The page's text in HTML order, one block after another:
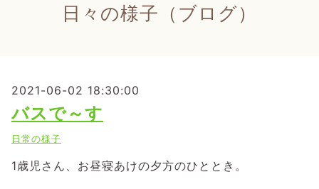
日々の様子（ブログ）
2021-06-02 18:30:00
バスで～す
日常の様子
1歳児さん、お昼寝あけの夕方のひととき。